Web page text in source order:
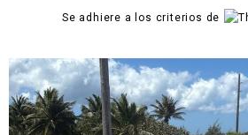
Se adhiere a los criterios de